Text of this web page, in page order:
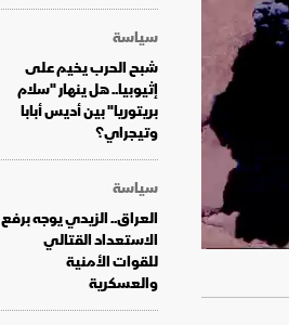
سياسة
شبح الحرب يخيم على
إثيوبيا.. هل ينهار "سلام
بريتوريا" بين أديس أبابا
وتيجراي؟
سياسة
العراق.. الزيدي يوجه برفع
الاستعداد القتالي
للقوات الأمنية
والعسكرية